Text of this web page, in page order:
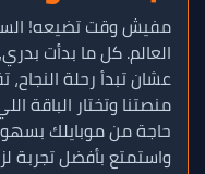
مفيش وقت تضيعه!
العالم. كل ما بدأت
عشان تبدأ رحلة النجاح،
منصتنا وتختار الباقة
حاجة من موبايلك
واستمتع بأفضل تجربة